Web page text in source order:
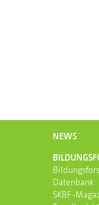
NEWS
Datenbank
SKBF-